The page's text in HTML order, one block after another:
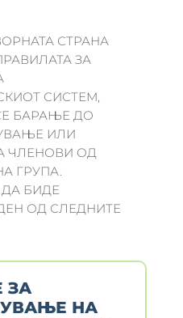
СТРАНА
ЗА
СИСТЕМ,
БАРАЊЕ ДО
ИЛИ
ЧЛЕНОВИ ОД
ГРУПА.
БИДЕ
ОД СЛЕДНИТЕ
ЗА
НА